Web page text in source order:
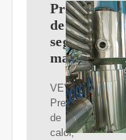
Prensa
de
segunda
mano
VEVOR
Prensa
de
calor,